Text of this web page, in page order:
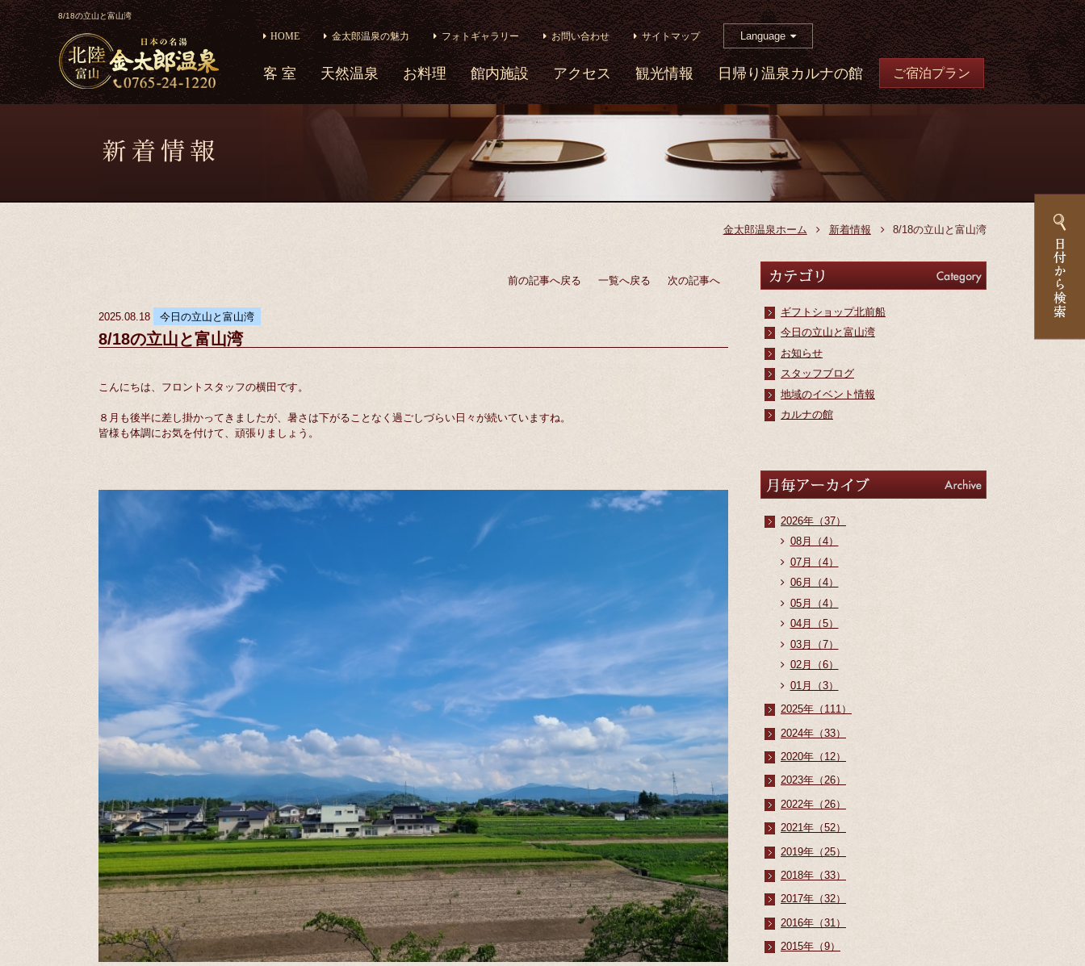
8/18の立山と富山湾
HOME 金太郎温泉の魅力 フォトギャラリー お問い合わせ サイトマップ Language
客 室 天然温泉 お料理 館内施設 アクセス 観光情報 日帰り温泉カルナの館 ご宿泊プラン
金太郎温泉ホーム 新着情報 8/18の立山と富山湾
前の記事へ戻る 一覧へ戻る 次の記事へ
2025.08.18 今日の立山と富山湾
8/18の立山と富山湾
こんにちは、フロントスタッフの横田です。
８月も後半に差し掛かってきましたが、暑さは下がることなく過ごしづらい日々が続いていますね。
皆様も体調にお気を付けて、頑張りましょう。
ギフトショップ北前船
今日の立山と富山湾
お知らせ
スタッフブログ
地域のイベント情報
カルナの館
2026年（37）
08月（4）
07月（4）
06月（4）
05月（4）
04月（5）
03月（7）
02月（6）
01月（3）
2025年（111）
2024年（33）
2020年（12）
2023年（26）
2022年（26）
2021年（52）
2019年（25）
2018年（33）
2017年（32）
2016年（31）
2015年（9）